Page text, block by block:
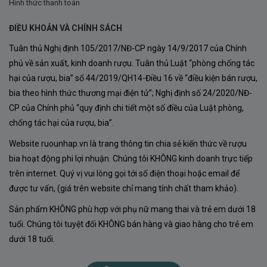
Nho được chăm sóc kỹ lưỡng cho đến khi đạt độ chín
tối ưu nhằm đảm bảo lượng đường tự nhiên và hương
thơm cân bằng.
Ép lấy nước
Sau khi thu hoạch, nho được ép nhẹ để lấy nước cốt
nguyên chất.
Lên men
Nước nho được lên men ở nhiệt độ kiểm soát khoảng
18°C, giúp bảo toàn hương thơm tự nhiên của giống
Moscato.
Quá trình lên men chỉ diễn ra một phần nhằm giữ lại
lượng đường tự nhiên và tạo nên phong cách ngọt dịu
Hình thức thanh toán
ĐIỀU KHOẢN VÀ CHÍNH SÁCH
Tuân thủ Nghị định 105/2017/NĐ-CP ngày 14/9/2017 của Chính
phủ về sản xuất, kinh doanh rượu. Tuân thủ Luật “phòng chống tác
hại của rượu, bia” số 44/2019/QH14-Điều 16 về “điều kiện bán rượu,
bia theo hình thức thương mại điện tử”; Nghị định số 24/2020/NĐ-
CP của Chính phủ “quy định chi tiết một số điều của Luật phòng,
chống tác hại của rượu, bia”.
Website ruounhap.vn là trang thông tin chia sẻ kiến thức về rượu
bia hoạt động phi lợi nhuận. Chúng tôi KHÔNG kinh doanh trực tiếp
trên internet. Quý vị vui lòng gọi tới số điện thoại hoặc email để
được tư vấn, (giá trên website chỉ mang tính chất tham khảo).
Sản phẩm KHÔNG phù hợp với phụ nữ mang thai và trẻ em dưới 18
tuổi. Chúng tôi tuyệt đối KHÔNG bán hàng và giao hàng cho trẻ em
dưới 18 tuổi.